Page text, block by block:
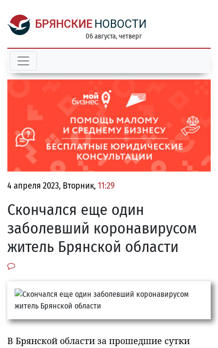
БРЯНСКИЕ НОВОСТИ
06 августа, четверг
4 апреля 2023, Вторник, 11:29
Скончался еще один
заболевший коронавирусом
житель Брянской области
В Брянской области за прошедшие сутки